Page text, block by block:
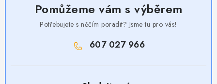
Pomůžeme vám s výběrem
Potřebujete s něčím poradit? Jsme tu pro vás!
607 027 966